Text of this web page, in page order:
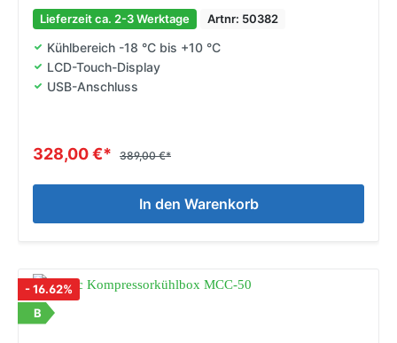
Lieferzeit ca. 2-3 Werktage Artnr: 50382
Kühlbereich -18 °C bis +10 °C
LCD-Touch-Display
USB-Anschluss
328,00 €* 389,00 €*
In den Warenkorb
- 16.62%
B